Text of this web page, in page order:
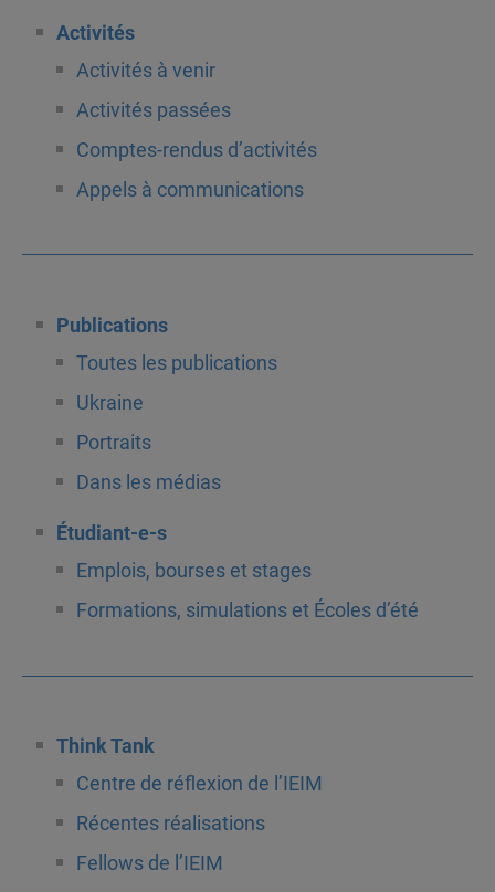
Activités
Activités à venir
Activités passées
Comptes-rendus d’activités
Appels à communications
Publications
Toutes les publications
Ukraine
Portraits
Dans les médias
Étudiant-e-s
Emplois, bourses et stages
Formations, simulations et Écoles d’été
Think Tank
Centre de réflexion de l’IEIM
Récentes réalisations
Fellows de l’IEIM